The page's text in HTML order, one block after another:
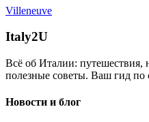
Villeneuve
Italy2U
Всё об Италии:
полезные советы. Ваш гид по
Новости и блог